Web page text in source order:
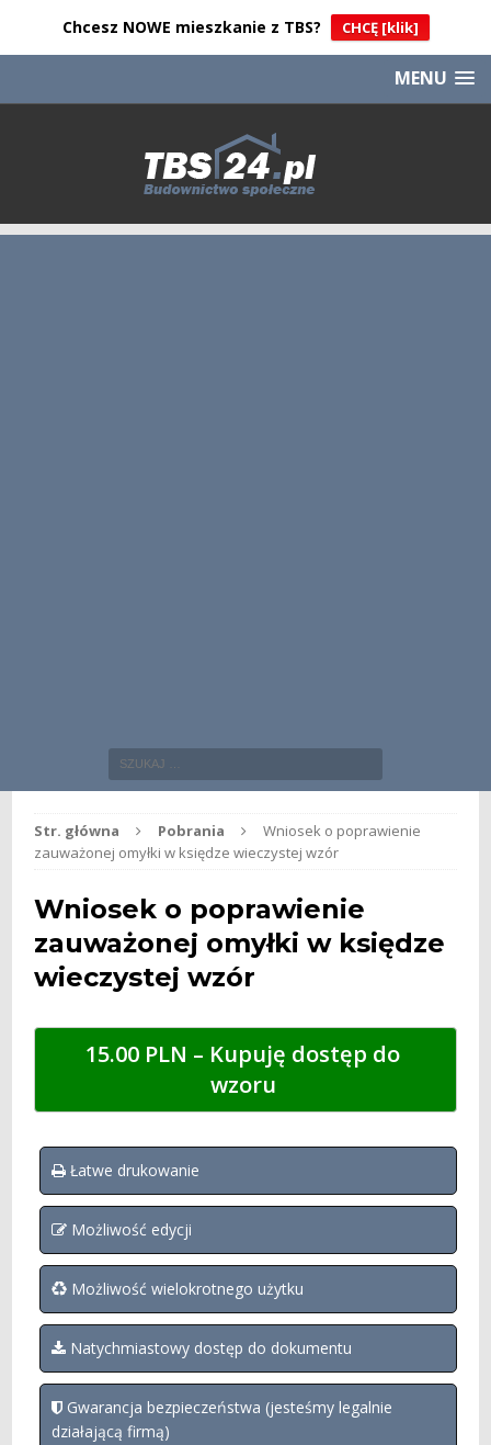
Chcesz NOWE mieszkanie z TBS? CHCĘ [klik]
MENU
Str. główna Pobrania
Wniosek o poprawienie
zauważonej omyłki w księdze wieczystej wzór
Wniosek o poprawienie
zauważonej omyłki w księdze
wieczystej wzór
15.00 PLN – Kupuję dostęp do
wzoru
Łatwe drukowanie
Możliwość edycji
Możliwość wielokrotnego użytku
Natychmiastowy dostęp do dokumentu
Gwarancja bezpieczeństwa (jesteśmy legalnie
działającą firmą)